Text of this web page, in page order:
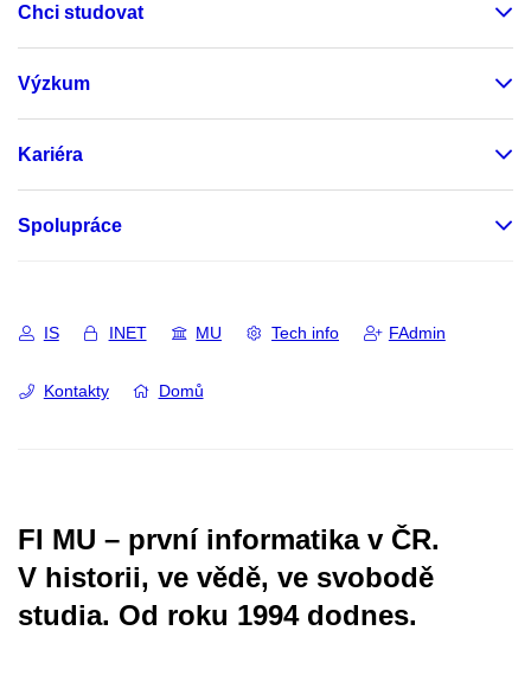
Chci studovat
Výzkum
Kariéra
Spolupráce
IS INET MU Tech info FAdmin
Kontakty Domů
FI MU – první informatika v ČR.
V historii, ve vědě, ve svobodě
studia. Od roku 1994 dodnes.